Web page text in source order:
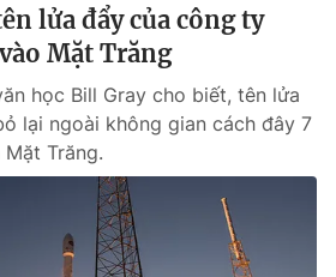
hình thức nếu không có sự chấp
rõ nguồn VTV.vn khi phát hành lại
lửa đẩy của công ty
Mặt Trăng
học Bill Gray cho biết, tên lửa
lại ngoài không gian cách đây 7
Trăng.